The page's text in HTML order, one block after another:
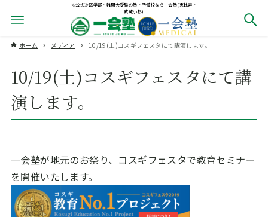
≪公式≫医学部・難関大受験の塾・予備校なら一会塾(恵比寿・
武蔵小杉)
ホーム メディア 10/19(土)コスギフェスタにて講演します。
10/19(土)コスギフェスタにて講
演します。
一会塾が地元のお祭り、コスギフェスタで教育セミナー
を開催いたします。